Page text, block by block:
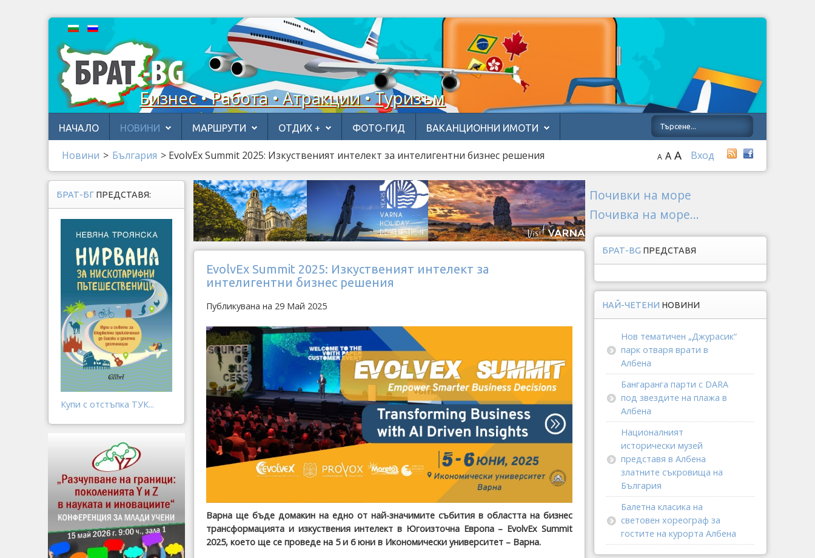
Бизнес • Работа • Атракции • Туризъм
НАЧАЛО НОВИНИ МАРШРУТИ ОТДИХ + ФОТО-ГИД ВАКАНЦИОННИ ИМОТИ
Новини > България > EvolvEx Summit 2025: Изкуственият интелект за интелигентни бизнес решения Вход
A A A
EvolvEx Summit 2025: Изкуственият интелект за
интелигентни бизнес решения
Публикувана на 29 Май 2025
Варна ще бъде домакин на едно от най-значимите събития в областта на бизнес
трансформацията и изкуствения интелект в Югоизточна Европа – EvolvEx Summit
2025, което ще се проведе на 5 и 6 юни в Икономически университет – Варна.
БРАТ-БГ ПРЕДСТАВЯ:
Купи с отстъпка ТУК...
Почивки на море
Почивка на море...
БРАТ-BG ПРЕДСТАВЯ
НАЙ-ЧЕТЕНИ НОВИНИ
Нов тематичен „Джурасик“
парк отваря врати в
Албена
Бангаранга парти с DARA
под звездите на плажа в
Албена
Националният
исторически музей
представя в Албена
златните съкровища на
България
Балетна класика на
световен хореограф за
гостите на курорта Албена